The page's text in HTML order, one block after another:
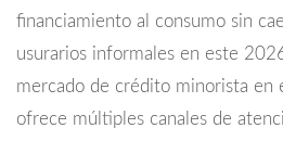
financiamiento al consumo sin
usurarios informales en este
mercado de crédito minorista en
ofrece múltiples canales de